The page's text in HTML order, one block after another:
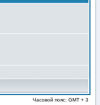
Часовой пояс: GMT + 3